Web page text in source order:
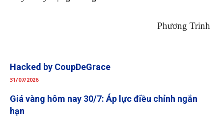
Phương Trinh
Hacked by CoupDeGrace
31/07/2026
Giá vàng hôm nay 30/7: Áp lực điều chỉnh ngắn
hạn